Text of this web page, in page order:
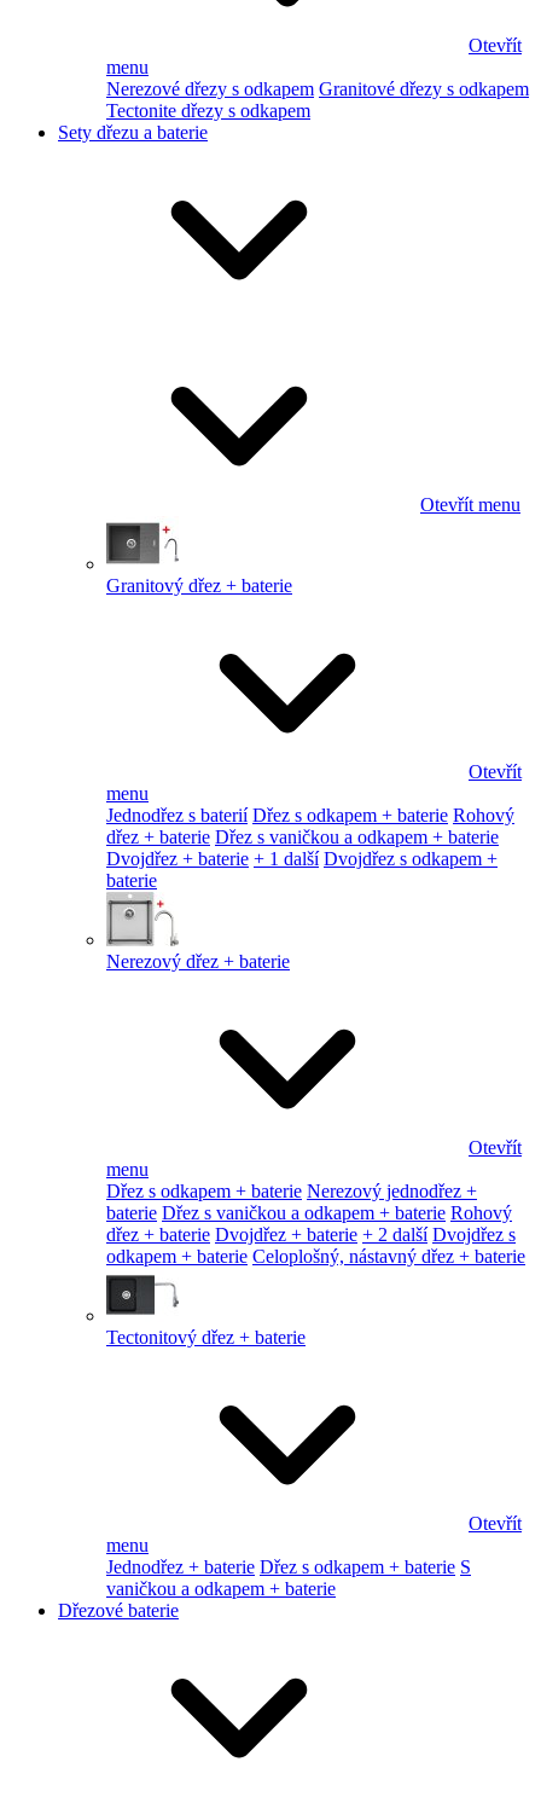
Otevřít
menu
Nerezové dřezy s odkapem Granitové dřezy s odkapem
Tectonite dřezy s odkapem
Sety dřezu a baterie
Otevřít menu
Granitový dřez + baterie
Otevřít
menu
Jednodřez s baterií Dřez s odkapem + baterie Rohový
dřez + baterie Dřez s vaničkou a odkapem + baterie
Dvojdřez + baterie + 1 další Dvojdřez s odkapem +
baterie
Nerezový dřez + baterie
Otevřít
menu
Dřez s odkapem + baterie Nerezový jednodřez +
baterie Dřez s vaničkou a odkapem + baterie Rohový
dřez + baterie Dvojdřez + baterie + 2 další Dvojdřez s
odkapem + baterie Celoplošný, nástavný dřez + baterie
Tectonitový dřez + baterie
Otevřít
menu
Jednodřez + baterie Dřez s odkapem + baterie S
vaničkou a odkapem + baterie
Dřezové baterie